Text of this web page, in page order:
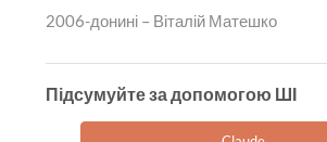
2006-донині – Віталій Матешко
Підсумуйте за допомогою ШІ